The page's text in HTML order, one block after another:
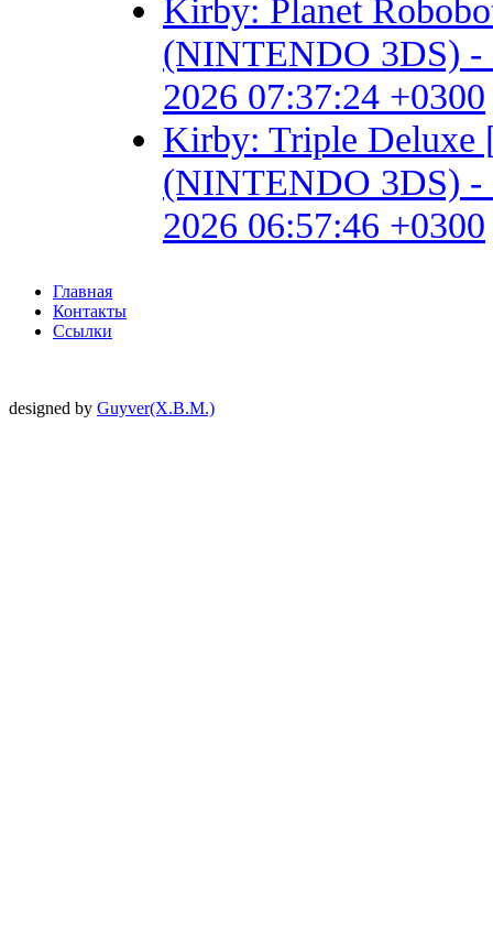
Kirby: Planet
(NINTENDO 3DS) -
2026 07:37:24 +0300
Kirby: Triple
(NINTENDO 3DS) -
2026 06:57:46 +0300
Главная
Контакты
Ссылки
designed by Guyver(X.B.M.)